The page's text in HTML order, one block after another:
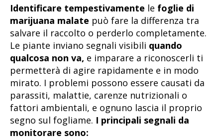
Identificare tempestivamente le foglie di
marijuana malate può fare la differenza tra
salvare il raccolto o perderlo completamente.
Le piante inviano segnali visibili quando
qualcosa non va, e imparare a riconoscerli ti
permetterà di agire rapidamente e in modo
mirato. I problemi possono essere causati da
parassiti, malattie, carenze nutrizionali o
fattori ambientali, e ognuno lascia il proprio
segno sul fogliame. I principali segnali da
monitorare sono: